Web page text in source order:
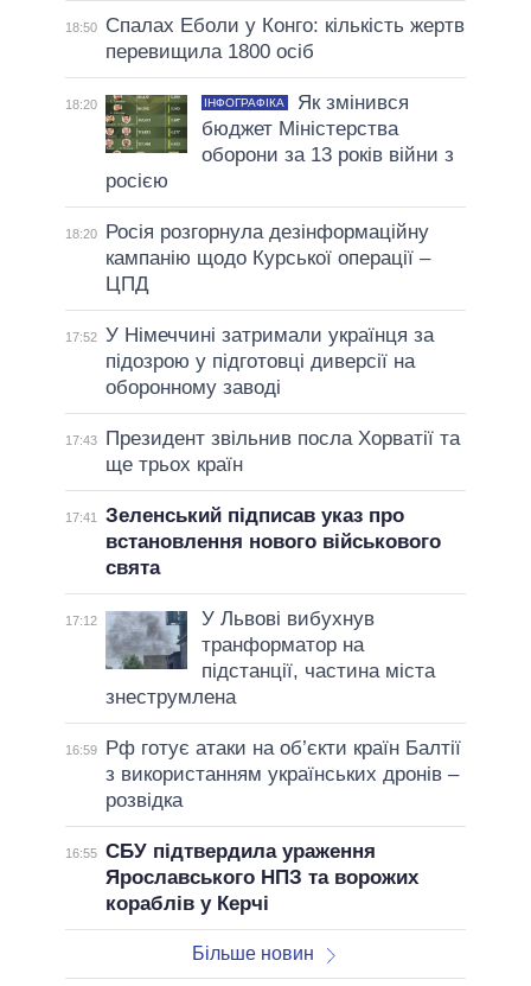
18:50
Спалах Еболи у Конго: кількість жертв
перевищила 1800 осіб
18:20 ІНФОГРАФІКА
Як змінився
бюджет Міністерства
оборони за 13 років війни з
росією
18:20
Росія розгорнула дезінформаційну
кампанію щодо Курської операції –
ЦПД
17:52 У Німеччині затримали українця за
підозрою у підготовці диверсії на
оборонному заводі
17:43
Президент звільнив посла Хорватії та
ще трьох країн
17:41
Зеленський підписав указ про
встановлення нового військового
свята
17:12
У Львові вибухнув
транформатор на
підстанції, частина міста
знеструмлена
16:59
Рф готує атаки на об’єкти країн Балтії
з використанням українських дронів –
розвідка
16:55 СБУ підтвердила ураження
Ярославського НПЗ та ворожих
кораблів у Керчі
Більше новин